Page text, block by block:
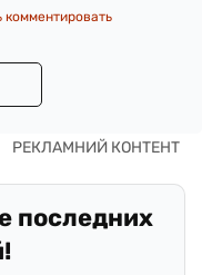
комментировать
последних